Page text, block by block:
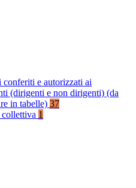
conferiti e autorizzati ai
(dirigenti e non dirigenti) (da
in tabelle) 37
1